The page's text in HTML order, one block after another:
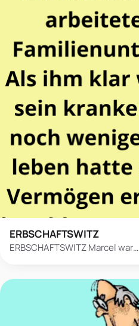
ERBSCHAFTSWITZ
ERBSCHAFTSWITZ Marcel war…